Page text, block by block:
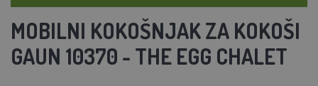
MOBILNI KOKOŠNJAK ZA KOKOŠI
GAUN 10370 - THE EGG CHALET